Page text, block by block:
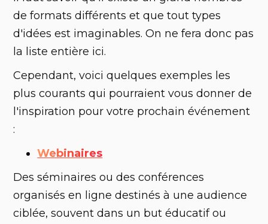
de formats différents et que tout types
d'idées est imaginables. On ne fera donc pas
la liste entière ici.
Cependant, voici quelques exemples les
plus courants qui pourraient vous donner de
l'inspiration pour votre prochain événement
:
Webinaires
Des séminaires ou des conférences
organisés en ligne destinés à une audience
ciblée, souvent dans un but éducatif ou